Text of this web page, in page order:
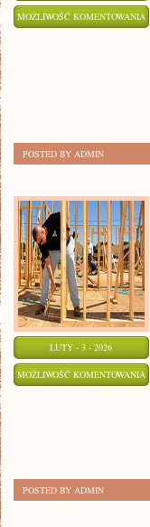
MOŻLIWOŚĆ KOMENTOWANIA
POSTED BY ADMIN
LUTY - 3 - 2026
MOŻLIWOŚĆ KOMENTOWANIA
POSTED BY ADMIN